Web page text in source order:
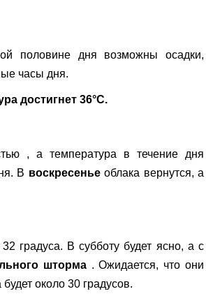
половине дня возможны осадки,
часы дня.
достигнет 36°C.
, а температура в течение дня
В воскресеньеоблака вернутся, а
градуса. В субботу будет ясно, а с
шторма. Ожидается, что они
около 30 градусов.